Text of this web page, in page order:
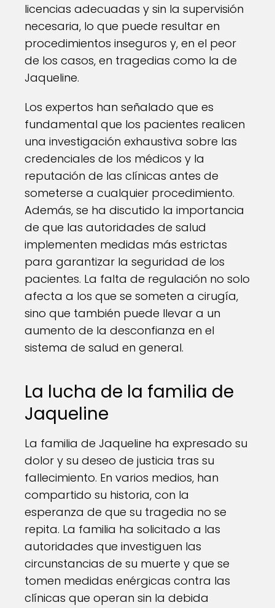
licencias adecuadas y sin la supervisión
necesaria, lo que puede resultar en
procedimientos inseguros y, en el peor
de los casos, en tragedias como la de
Jaqueline.
Los expertos han señalado que es
fundamental que los pacientes realicen
una investigación exhaustiva sobre las
credenciales de los médicos y la
reputación de las clínicas antes de
someterse a cualquier procedimiento.
Además, se ha discutido la importancia
de que las autoridades de salud
implementen medidas más estrictas
para garantizar la seguridad de los
pacientes. La falta de regulación no solo
afecta a los que se someten a cirugía,
sino que también puede llevar a un
aumento de la desconfianza en el
sistema de salud en general.
La lucha de la familia de
Jaqueline
La familia de Jaqueline ha expresado su
dolor y su deseo de justicia tras su
fallecimiento. En varios medios, han
compartido su historia, con la
esperanza de que su tragedia no se
repita. La familia ha solicitado a las
autoridades que investiguen las
circunstancias de su muerte y que se
tomen medidas enérgicas contra las
clínicas que operan sin la debida